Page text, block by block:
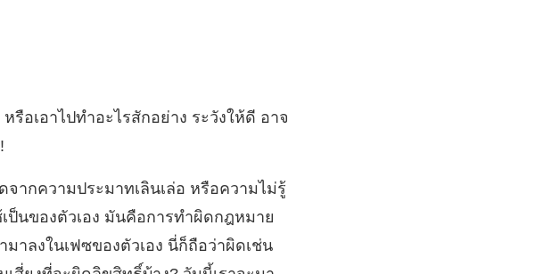
รือเอาไปทำอะไรสักอย่าง ระวังให้ดี อาจ
ากความประมาทเลินเล่อ หรือความไม่รู้
ป็นของตัวเอง มันคือการทำผิดกฎหมาย
าลงในเฟซของตัวเอง นี่ก็ถือว่าผิดเช่น